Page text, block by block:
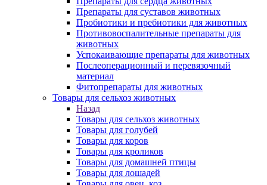
Препараты для суставов животных
Пробиотики и пребиотики для животных
Противовоспалительные препараты для
животных
Успокаивающие препараты для животных
Послеоперационный и перевязочный
материал
Фитопрепараты для животных
Товары для сельхоз животных
Назад
Товары для сельхоз животных
Товары для голубей
Товары для коров
Товары для кроликов
Товары для домашней птицы
Товары для лошадей